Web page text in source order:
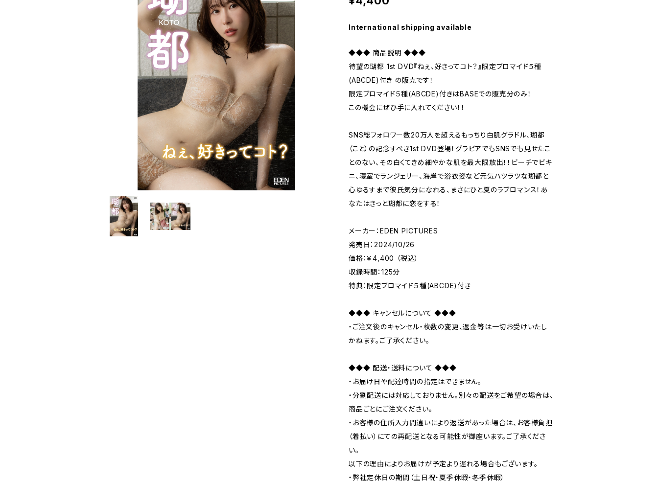
International shipping available
◆◆◆ 商品説明 ◆◆◆
待望の瑚都 1st DVD『ねぇ、好きってコト？』限定ブロマイド５種
(ABCDE)付き の販売です！
限定ブロマイド５種(ABCDE)付きはBASEでの販売分のみ！
この機会にぜひ手に入れてください！！
SNS総フォロワー数20万人を超えるもっちり白肌グラドル、瑚都
（こと）の記念すべき1st DVD登場！グラビアでもSNSでも見せたこ
とのない、その白くてきめ細やかな肌を最大限放出！！ビーチでビキ
ニ、寝室でランジェリー、海岸で浴衣姿など元気ハツラツな瑚都と
心ゆるすまで彼氏気分になれる、まさにひと夏のラブロマンス！あ
なたはきっと瑚都に恋をする！
メーカー：EDEN PICTURES
発売日：2024/10/26
価格：￥4,400 （税込）
収録時間：125分
特典：限定ブロマイド５種(ABCDE)付き
◆◆◆ キャンセルについて ◆◆◆
・ご注文後のキャンセル・枚数の変更、返金等は一切お受けいたし
かねます。ご了承ください。
◆◆◆ 配送・送料について ◆◆◆
・お届け日や配達時間の指定はできません。
・分割配送には対応しておりません。別々の配送をご希望の場合は、
商品ごとにご注文ください。
・お客様の住所入力間違いにより返送があった場合は、お客様負担
（着払い）にての再配送となる可能性が御座います。ご了承くださ
い。
以下の理由によりお届けが予定より遅れる場合もございます。
・弊社定休日の期間（土日祝・夏季休暇・冬季休暇）